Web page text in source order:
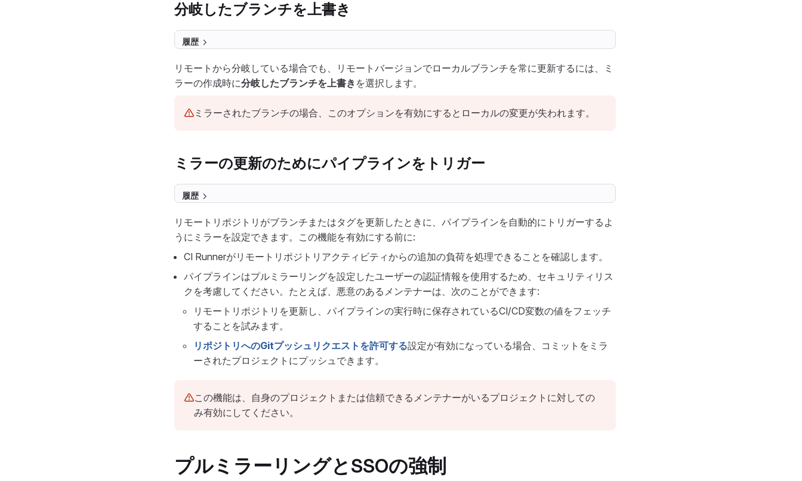
分岐したブランチを上書き
履歴
リモートから分岐している場合でも、リモートバージョンでローカルブランチを常に更新するには、ミ
ラーの作成時に分岐したブランチを上書き を選択します。
ミラーされたブランチの場合、このオプションを有効にするとローカルの変更が失われます。
ミラーの更新のためにパイプラインをトリガー
履歴
リモートリポジトリがブランチまたはタグを更新したときに、パイプラインを自動的にトリガーするよ
うにミラーを設定できます。この機能を有効にする前に:
CI Runnerがリモートリポジトリアクティビティからの追加の負荷を処理できることを確認します。
パイプラインはプルミラーリングを設定したユーザーの認証情報を使用するため、セキュリティリス
クを考慮してください。たとえば、悪意のあるメンテナーは、次のことができます:
リモートリポジトリを更新し、パイプラインの実行時に保存されているCI/CD変数の値をフェッチ
することを試みます。
リポジトリへのGitプッシュリクエストを許可する設定が有効になっている場合、コミットをミラ
ーされたプロジェクトにプッシュできます。
この機能は、自身のプロジェクトまたは信頼できるメンテナーがいるプロジェクトに対しての
み有効にしてください。
プルミラーリングとSSOの強制